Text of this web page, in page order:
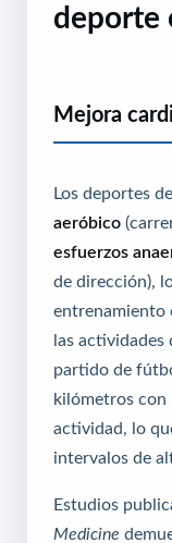
deporte
Mejora
Los deportes
aeróbico
esfuerzos
de dirección),
entrenamiento
las actividades
partido de
kilómetros con
actividad, lo
intervalos de
Estudios
Medicine